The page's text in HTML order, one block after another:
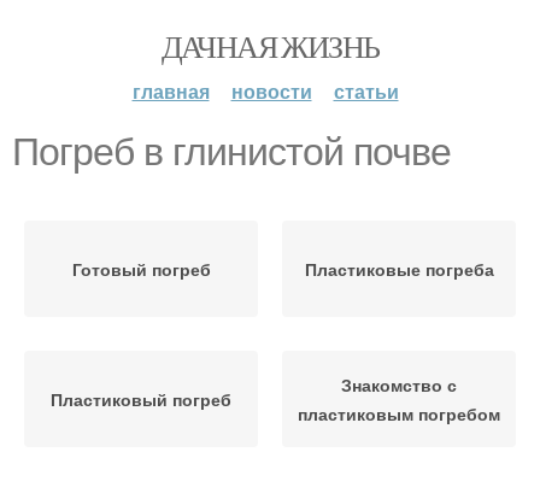
ДАЧНАЯ ЖИЗНЬ
главная новости статьи
Погреб в глинистой почве
Готовый погреб Пластиковые погреба
Пластиковый погреб
Знакомство с
пластиковым погребом